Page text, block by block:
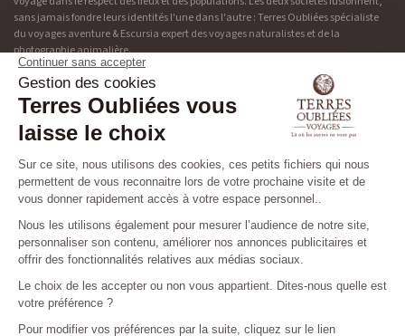
sans jamais fondre leurs identités l'une dans l'autre : Terres Oubliées spécialiste
du voyages aventure & Escursia expert des voyages naturalistes et de la
photographie animalière.
Découvrir Terres Oubliées
Blog
Les niveaux des circuits
Préparez votre voyage
Nos brochures
Adresse & contact
©2026 TERRES OUBLIEES